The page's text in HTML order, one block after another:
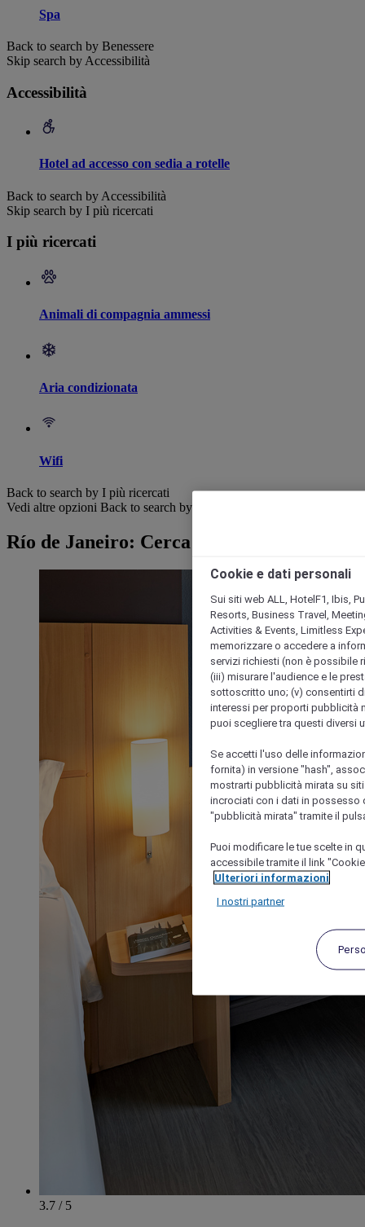
Spa
Back to search by Benessere
Skip search by Accessibilità
Accessibilità
Hotel ad accesso con sedia a rotelle
Back to search by Accessibilità
Skip search by I più ricercati
I più ricercati
Animali di compagnia ammessi
Aria condizionata
Wifi
Back to search by I più ricercati
Vedi altre opzioni Back to search by categories
Río de Janeiro: Cerca hotel
3.7 / 5
Cookie e dati personali
Sui siti web ALL, HotelF1, Ibis,
Resorts, Business Travel,
Activities & Events, Limitless
memorizzare o accedere a
servizi richiesti (non è possibile
(iii) misurare l'audience e le
sottoscritto uno; (v) consentirti
interessi per proporti pubblicità
puoi scegliere tra questi diversi
Se accetti l'uso delle
fornita) in versione "hash",
mostrarti pubblicità mirata su
incrociati con i dati in possesso
"pubblicità mirata" tramite il
Puoi modificare le tue scelte in
accessibile tramite il link
Ulteriori informazioni
I nostri partner